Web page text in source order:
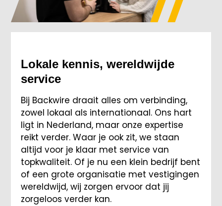
Lokale kennis, wereldwijde
service
Bij Backwire draait alles om verbinding,
zowel lokaal als internationaal. Ons hart
ligt in Nederland, maar onze expertise
reikt verder. Waar je ook zit, we staan
altijd voor je klaar met service van
topkwaliteit. Of je nu een klein bedrijf bent
of een grote organisatie met vestigingen
wereldwijd, wij zorgen ervoor dat jij
zorgeloos verder kan.